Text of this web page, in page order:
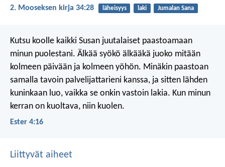
2. Mooseksen kirja 34:28 läheisyys laki Jumalan Sana
Kutsu koolle kaikki Susan juutalaiset paastoamaan
minun puolestani. Älkää syökö älkääkä juoko mitään
kolmeen päivään ja kolmeen yöhön. Minäkin paastoan
samalla tavoin palvelijattarieni kanssa, ja sitten lähden
kuninkaan luo, vaikka se onkin vastoin lakia. Kun minun
kerran on kuoltava, niin kuolen.
Ester 4:16
Liittyvät aiheet